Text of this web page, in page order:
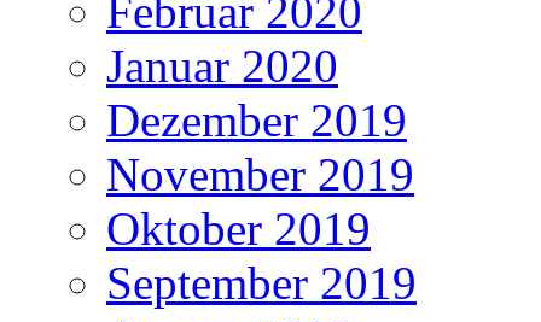
Februar 2020
Januar 2020
Dezember 2019
November 2019
Oktober 2019
September 2019